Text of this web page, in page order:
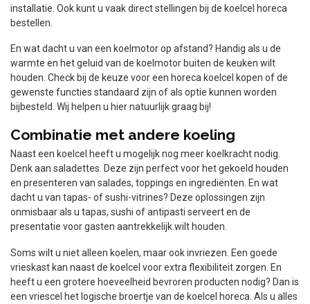
installatie. Ook kunt u vaak direct stellingen bij de koelcel horeca
bestellen.
En wat dacht u van een koelmotor op afstand? Handig als u de
warmte en het geluid van de koelmotor buiten de keuken wilt
houden. Check bij de keuze voor een horeca koelcel kopen of de
gewenste functies standaard zijn of als optie kunnen worden
bijbesteld. Wij helpen u hier natuurlijk graag bij!
Combinatie met andere koeling
Naast een koelcel heeft u mogelijk nog meer koelkracht nodig.
Denk aan saladettes. Deze zijn perfect voor het gekoeld houden
en presenteren van salades, toppings en ingrediënten. En wat
dacht u van tapas- of sushi-vitrines? Deze oplossingen zijn
onmisbaar als u tapas, sushi of antipasti serveert en de
presentatie voor gasten aantrekkelijk wilt houden.
Soms wilt u niet alleen koelen, maar ook invriezen. Een goede
vrieskast kan naast de koelcel voor extra flexibiliteit zorgen. En
heeft u een grotere hoeveelheid bevroren producten nodig? Dan is
een vriescel het logische broertje van de koelcel horeca. Als u alles